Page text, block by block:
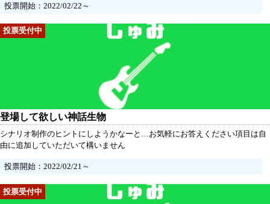
投票開始：2022/02/22～
登場して欲しい神話生物
シナリオ制作のヒントにしようかなーと…お気軽にお答えください項目は自
由に追加していただいて構いません
投票開始：2022/02/21～